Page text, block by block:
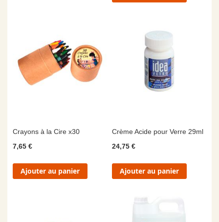
Crayons à la Cire x30
7,65 €
Ajouter au panier
Crème Acide pour Verre 29ml
24,75 €
Ajouter au panier